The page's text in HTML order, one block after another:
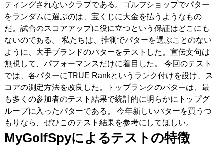
ティングされないクラブである。ゴルフショップでパター
をランダムに選ぶのは、宝くじに大金を払うようなもの
だ。試合のスコアアップに役に立つという保証はどこにも
ないのである。 私たちは、推測でパターを選ぶことのない
ように、大手ブランドのパターをテストした。宣伝文句は
無視して、パフォーマンスだけに着目した。 今回のテスト
では、各パターにTRUE Rankというランク付けを設け、ス
コアの測定方法を改良した。トップランクのパターは、最
も多くの参加者のテスト結果で統計的に明らかにトップグ
ループに入ったパターである。 今年新しいパターを買うつ
もりなら、ぜひこのテスト結果を参考にしてほしい。
MyGolfSpyによるテストの特徴
ABOUT US MyGolfSpyJapanとは？